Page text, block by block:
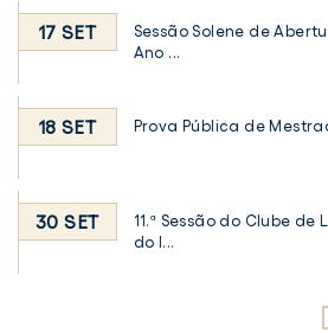
17 SET
Sessão Solene de
Ano ...
18 SET Prova Pública de
30 SET
11.ª Sessão do Clube de
do I...